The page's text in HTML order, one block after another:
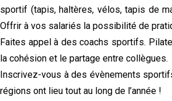
sportif (tapis, haltères, vélos, tapis de
Offrir à vos salariés la possibilité de
Faites appel à des coachs sportifs.
la cohésion et le partage entre collègues.
Inscrivez-vous à des évènements
régions ont lieu tout au long de l’année !